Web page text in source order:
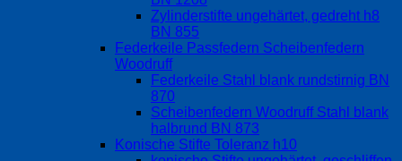
Zylinderstifte ungehärtet, gedreht h8
BN 855
Federkeile Passfedern Scheibenfedern
Woodruff
Federkeile Stahl blank rundstirnig BN
870
Scheibenfedern Woodruff Stahl blank
halbrund BN 873
Konische Stifte Toleranz h10